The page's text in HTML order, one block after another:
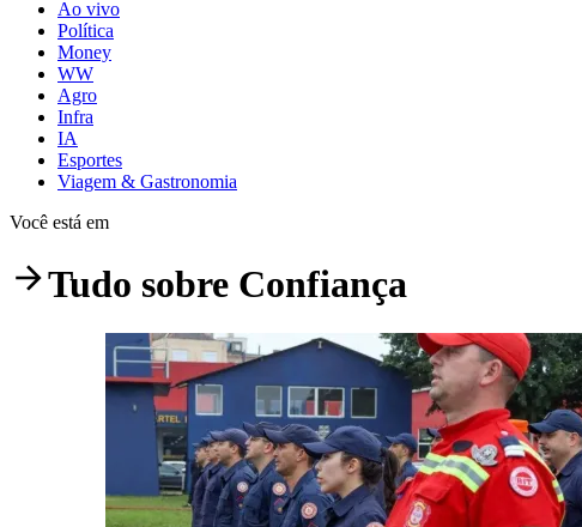
Ao vivo
Política
Money
WW
Agro
Infra
IA
Esportes
Viagem & Gastronomia
Você está em
Tudo sobre Confiança